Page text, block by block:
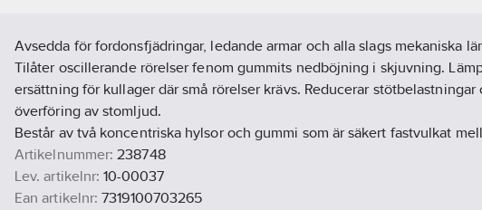
Avsedda för fordonsfjädringar, ledande armar och alla slags mekaniska
Tilåter oscillerande rörelser fenom gummits nedböjning i skjuvning.
ersättning för kullager där små rörelser krävs. Reducerar stötbelastningar
överföring av stomljud.
Består av två koncentriska hylsor och gummi som är säkert fastvulkat
Artikelnummer: 238748
Lev. artikelnr: 10-00037
Ean artikelnr: 7319100703265